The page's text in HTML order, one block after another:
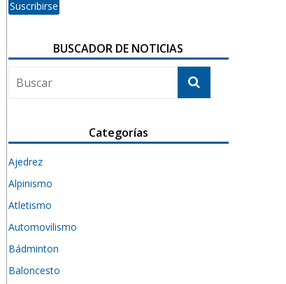
BUSCADOR DE NOTICIAS
Categorías
Ajedrez
Alpinismo
Atletismo
Automovilismo
Bádminton
Baloncesto